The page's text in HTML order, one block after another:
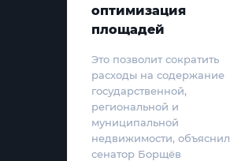
оптимизация
площадей
Это позволит сократить
расходы на содержание
государственной,
региональной и
муниципальной
недвижимости, объяснил
сенатор Борщёв